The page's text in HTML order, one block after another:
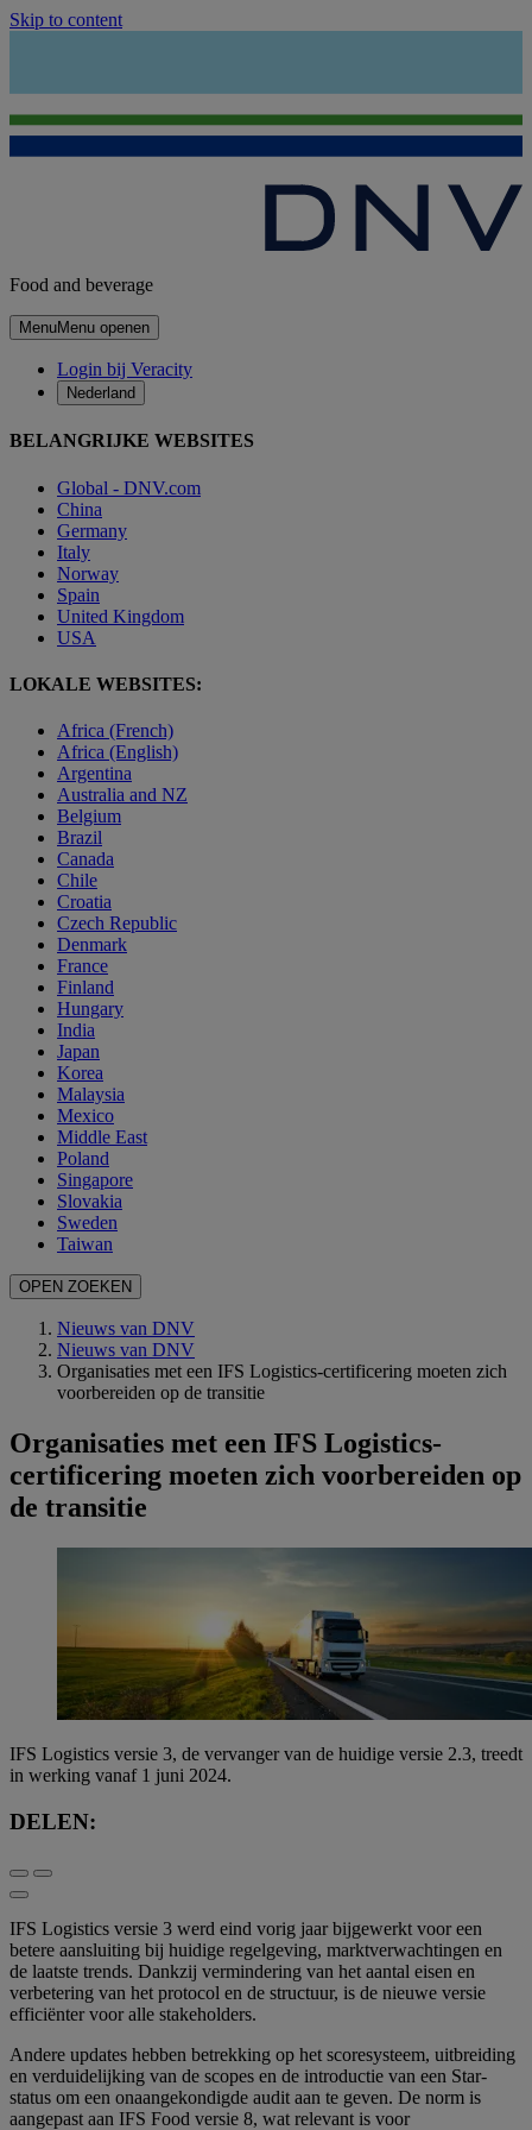
Skip to content
Food and beverage
MenuMenu openen
Login bij Veracity
Nederland
BELANGRIJKE WEBSITES
Global - DNV.com
China
Germany
Italy
Norway
Spain
United Kingdom
USA
LOKALE WEBSITES:
Africa (French)
Africa (English)
Argentina
Australia and NZ
Belgium
Brazil
Canada
Chile
Croatia
Czech Republic
Denmark
France
Finland
Hungary
India
Japan
Korea
Malaysia
Mexico
Middle East
Poland
Singapore
Slovakia
Sweden
Taiwan
OPEN ZOEKEN
Nieuws van DNV
Nieuws van DNV
Organisaties met een IFS Logistics-certificering moeten zich
voorbereiden op de transitie
Organisaties met een IFS Logistics-
certificering moeten zich voorbereiden op
de transitie
IFS Logistics versie 3, de vervanger van de huidige versie 2.3, treedt
in werking vanaf 1 juni 2024.
DELEN:
IFS Logistics versie 3 werd eind vorig jaar bijgewerkt voor een
betere aansluiting bij huidige regelgeving, marktverwachtingen en
de laatste trends. Dankzij vermindering van het aantal eisen en
verbetering van het protocol en de structuur, is de nieuwe versie
efficiënter voor alle stakeholders.
Andere updates hebben betrekking op het scoresysteem, uitbreiding
en verduidelijking van de scopes en de introductie van een Star-
status om een onaangekondigde audit aan te geven. De norm is
aangepast aan IFS Food versie 8, wat relevant is voor